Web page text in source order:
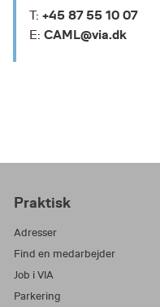
T: +45 87 55 10 07
E: CAML@via.dk
Praktisk
Adresser
Find en medarbejder
Job i VIA
Parkering